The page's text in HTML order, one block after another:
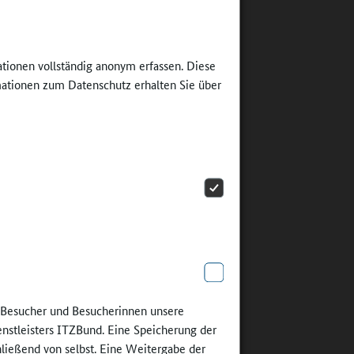
vollständig anonym erfassen. Diese
zum Datenschutz erhalten Sie über
und Besucherinnen unsere
ITZBund. Eine Speicherung der
von selbst. Eine Weitergabe der
Werte
für
im